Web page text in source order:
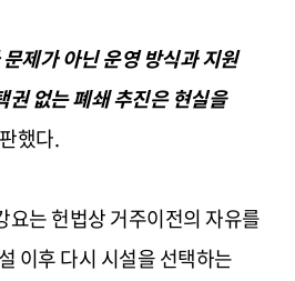
제가 아닌 운영 방식과 지원
권 없는 폐쇄 추진은 현실을
했다.
요는 헌법상 거주이전의 자유를
이후 다시 시설을 선택하는